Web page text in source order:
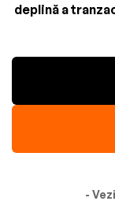
deplină a
-